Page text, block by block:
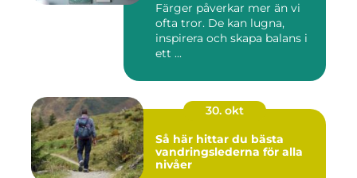
Färger påverkar mer än vi
ofta tror. De kan lugna,
inspirera och skapa balans i
ett ...
30. okt
Så här hittar du bästa
vandringslederna för alla
nivåer